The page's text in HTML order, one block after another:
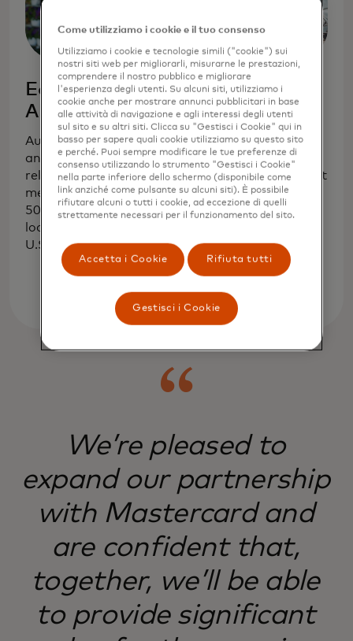
Easy Savings -
Always on
Automatic enrollment
and rebates from
relevant global digital
merchants and over
50,000 merchant
locations across the
U.S. and UK.
Easy Savings
Specials
Relevant global and
local offers, redeemed
at checkout, for instant
savings.
We’re pleased to
expand our partnership
with Mastercard and
are confident that,
together, we’ll be able
to provide significant
Come utilizziamo i cookie e il tuo consenso
Utilizziamo i cookie e tecnologie simili ("cookie") sui
nostri siti web per migliorarli, misurarne le prestazioni,
comprendere il nostro pubblico e migliorare
l'esperienza degli utenti. Su alcuni siti, utilizziamo i
cookie anche per mostrare annunci pubblicitari in base
alle attività di navigazione e agli interessi degli utenti
sul sito e su altri siti. Clicca su "Gestisci i Cookie" qui in
basso per sapere quali cookie utilizziamo su questo sito
e perché. Puoi sempre modificare le tue preferenze di
consenso utilizzando lo strumento "Gestisci i Cookie"
nella parte inferiore dello schermo (disponibile come
link anziché come pulsante su alcuni siti). È possibile
rifiutare alcuni o tutti i cookie, ad eccezione di quelli
strettamente necessari per il funzionamento del sito.
Accetta i Cookie Rifiuta tutti
Gestisci i Cookie